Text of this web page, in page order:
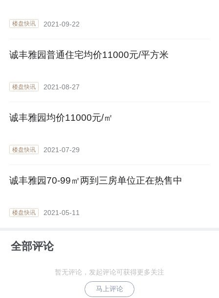
楼盘快讯 2021-09-22
诚丰雅园普通住宅均价11000元/平方米
楼盘快讯 2021-08-27
诚丰雅园均价11000元/㎡
楼盘快讯 2021-07-29
诚丰雅园70-99㎡两到三房单位正在热售中
楼盘快讯 2021-05-11
全部评论
暂无评论，发起评论可获得更多关注
马上评论